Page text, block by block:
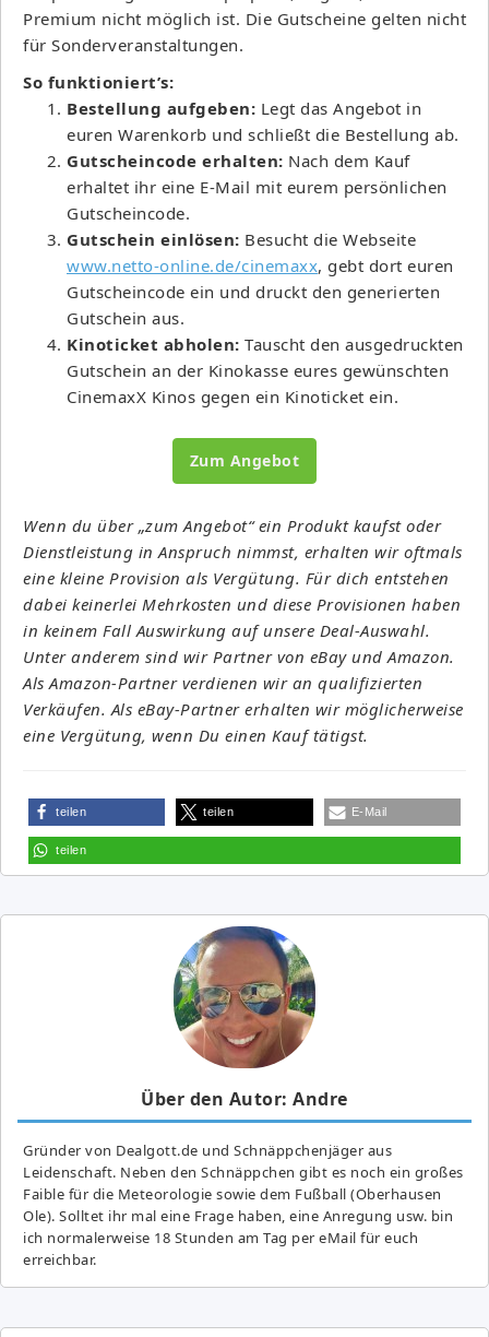
Premium nicht möglich ist. Die Gutscheine gelten nicht
für Sonderveranstaltungen.
So funktioniert’s:
Bestellung aufgeben: Legt das Angebot in
euren Warenkorb und schließt die Bestellung ab.
Gutscheincode erhalten: Nach dem Kauf
erhaltet ihr eine E-Mail mit eurem persönlichen
Gutscheincode.
Gutschein einlösen: Besucht die Webseite
www.netto-online.de/cinemaxx, gebt dort euren
Gutscheincode ein und druckt den generierten
Gutschein aus.
Kinoticket abholen: Tauscht den ausgedruckten
Gutschein an der Kinokasse eures gewünschten
CinemaxX Kinos gegen ein Kinoticket ein.
Zum Angebot
Wenn du über „zum Angebot“ ein Produkt kaufst oder
Dienstleistung in Anspruch nimmst, erhalten wir oftmals
eine kleine Provision als Vergütung. Für dich entstehen
dabei keinerlei Mehrkosten und diese Provisionen haben
in keinem Fall Auswirkung auf unsere Deal-Auswahl.
Unter anderem sind wir Partner von eBay und Amazon.
Als Amazon-Partner verdienen wir an qualifizierten
Verkäufen. Als eBay-Partner erhalten wir möglicherweise
eine Vergütung, wenn Du einen Kauf tätigst.
teilen teilen E-Mail
teilen
Über den Autor: Andre
Gründer von Dealgott.de und Schnäppchenjäger aus
Leidenschaft. Neben den Schnäppchen gibt es noch ein großes
Fai­ble für die Meteorologie sowie dem Fußball (Oberhausen
Ole). Solltet ihr mal eine Frage haben, eine Anregung usw. bin
ich normalerweise 18 Stunden am Tag per eMail für euch
erreichbar.